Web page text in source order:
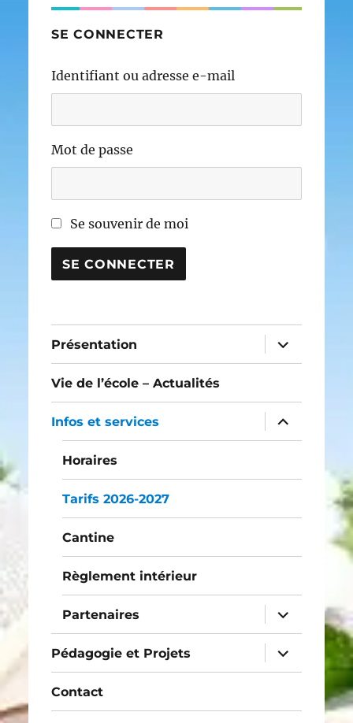
SE CONNECTER
Identifiant ou adresse e-mail
Mot de passe
Se souvenir de moi
SE CONNECTER
Présentation
ouvrir
le
sous-
Vie de l’école – Actualités
Infos et services
ouvrir
le
sous-
Horaires
Tarifs 2026-2027
Cantine
Règlement intérieur
Partenaires
ouvrir
le
sous-
menu
Pédagogie et Projets
ouvrir
le
sous-
Contact